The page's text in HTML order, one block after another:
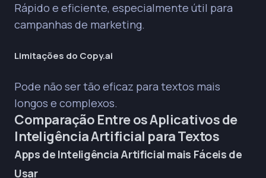
Rápido e eficiente, especialmente útil para
campanhas de marketing.
Limitações do Copy.ai
Pode não ser tão eficaz para textos mais
longos e complexos.
Comparação Entre os Aplicativos de
Inteligência Artificial para Textos
Apps de Inteligência Artificial mais Fáceis de
Usar